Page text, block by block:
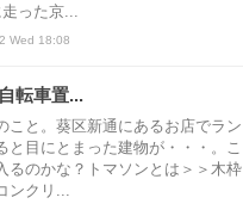
った京...
Wed 18:08
転車置...
こと。葵区新通にあるお店でラン
と目にとまった建物が・・・。こ
るのかな？トマソンとは＞＞木枠
ンクリ...